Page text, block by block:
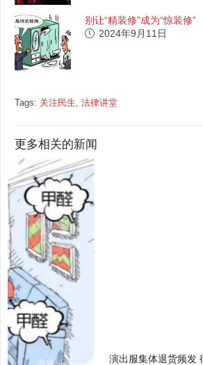
别让“精装修”成为“惊装修”
2024年9月11日
Tags: 关注民生, 法律讲堂
更多相关的新闻
演出服集体退货频发 律师：“七天无理由”不